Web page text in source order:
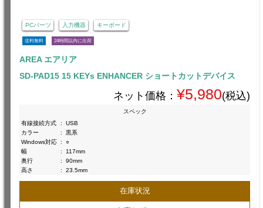
PCパーツ 入力機器 キーボード
送料無料 24時間以内に出荷
AREA エアリア
SD-PAD15 15 KEYs ENHANCER ショートカットデバイス
ネット価格： ¥5,980(税込)
スペック
有線接続方式
:
USB
カラー
:
黒系
Windows対応 :
○
幅
:
117mm
奥行
:
90mm
高さ
: 23.5mm
在庫状況